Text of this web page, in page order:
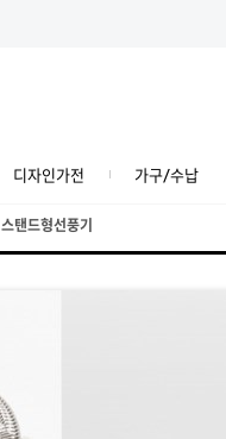
디자인가전 가구/수납
스탠드형선풍기